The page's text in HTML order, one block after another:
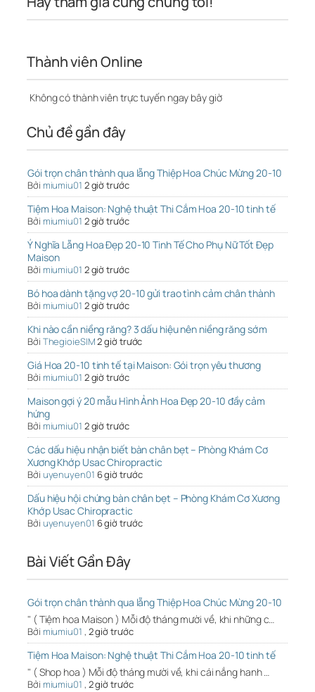
Thành viên Online
Không có thành viên trực tuyến ngay bây giờ
Chủ đề gần đây
Gói trọn chân thành qua lẵng Thiệp Hoa Chúc Mừng 20-10
Bởi miumiu01 2 giờ trước
Tiệm Hoa Maison: Nghệ thuật Thi Cắm Hoa 20-10 tinh tế
Bởi miumiu01 2 giờ trước
Ý Nghĩa Lẵng Hoa Đẹp 20-10 Tinh Tế Cho Phụ Nữ Tốt Đẹp
Maison
Bởi miumiu01 2 giờ trước
Bó hoa dành tặng vợ 20-10 gửi trao tình cảm chân thành
Bởi miumiu01 2 giờ trước
Khi nào cần niềng răng? 3 dấu hiệu nên niềng răng sớm
Bởi ThegioieSIM2 giờ trước
Giá Hoa 20-10 tinh tế tại Maison: Gói trọn yêu thương
Bởi miumiu01 2 giờ trước
Maison gợi ý 20 mẫu Hình Ảnh Hoa Đẹp 20-10 đầy cảm
hứng
Bởi miumiu01 2 giờ trước
Các dấu hiệu nhận biết bàn chân bẹt – Phòng Khám Cơ
Xương Khớp Usac Chiropractic
Bởi uyenuyen01 6 giờ trước
Dấu hiệu hội chứng bàn chân bẹt – Phòng Khám Cơ Xương
Khớp Usac Chiropractic
Bởi uyenuyen01 6 giờ trước
Bài Viết Gần Đây
Gói trọn chân thành qua lẵng Thiệp Hoa Chúc Mừng 20-10
" ( Tiệm hoa Maison ) Mỗi độ tháng mười về, khi những c…
Bởi miumiu01 , 2 giờ trước
Tiệm Hoa Maison: Nghệ thuật Thi Cắm Hoa 20-10 tinh tế
" ( Shop hoa ) Mỗi độ tháng mười về, khi cái nắng hanh …
Bởi miumiu01 , 2 giờ trước